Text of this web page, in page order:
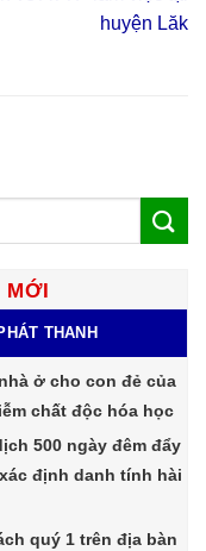
huyện Lăk
MỚI
THANH
ở cho con đẻ của
chất độc hóa học
500 ngày đêm đẩy
định danh tính hài
quý 1 trên địa bàn